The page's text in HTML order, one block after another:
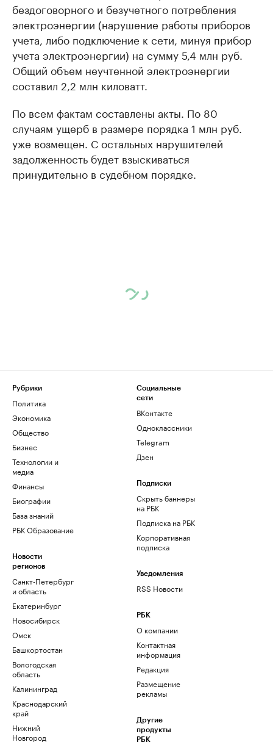
бездоговорного и безучетного потребления
электроэнергии (нарушение работы приборов
учета, либо подключение к сети, минуя прибор
учета электроэнергии) на сумму 5,4 млн руб.
Общий объем неучтенной электроэнергии
составил 2,2 млн киловатт.
По всем фактам составлены акты. По 80
случаям ущерб в размере порядка 1 млн руб.
уже возмещен. С остальных нарушителей
задолженность будет взыскиваться
принудительно в судебном порядке.
Рубрики
Политика
Экономика
Общество
Бизнес
Технологии и
медиа
Финансы
Биографии
База знаний
РБК Образование
Новости
регионов
Санкт-Петербург
и область
Екатеринбург
Новосибирск
Омск
Башкортостан
Вологодская
область
Калининград
Краснодарский
край
Нижний
Новгород
Социальные
сети
ВКонтакте
Одноклассники
Telegram
Дзен
Подписки
Скрыть баннеры
на РБК
Подписка на РБК
Корпоративная
подписка
Уведомления
RSS Новости
РБК
О компании
Контактная
информация
Редакция
Размещение
рекламы
Другие
продукты
РБК